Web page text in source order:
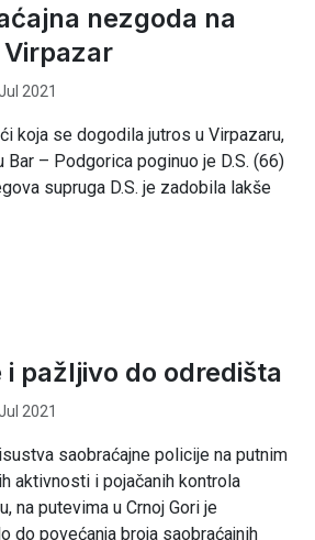
nezgoda na
2021
koja se dogodila jutros u Virpazaru,
Bar – Podgorica poginuo je D.S. (66)
supruga D.S. je zadobila lakše
pažljivo do odredišta
2021
saobraćajne policije na putnim
aktivnosti i pojačanih kontrola
na putevima u Crnoj Gori je
do povećanja broja saobraćajnih